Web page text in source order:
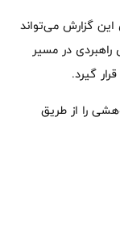
گزارش می‌تواند
راهبردی در مسیر
گیرد.
را از طریق